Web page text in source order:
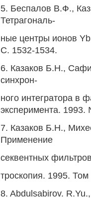
5. Беспалов В.Ф.,
Тетрагональ-
ные центры ионов
С. 1532-1534.
6. Казаков Б.Н.,
синхрон-
ного интегратора в
эксперимента.
7. Казаков Б.Н.,
Применение
секвентных
троскопия. 1995.
8. Abdulsabirov.